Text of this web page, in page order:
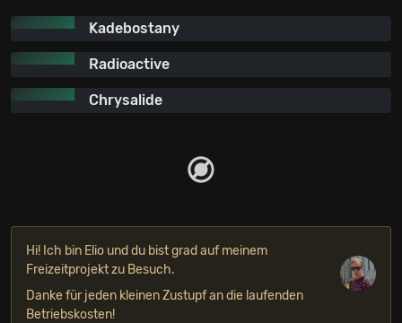
Kadebostany
Radioactive
Chrysalide
Hi! Ich bin Elio und du bist grad auf meinem
Freizeitprojekt zu Besuch.
Danke für jeden kleinen Zustupf an die laufenden
Betriebskosten!